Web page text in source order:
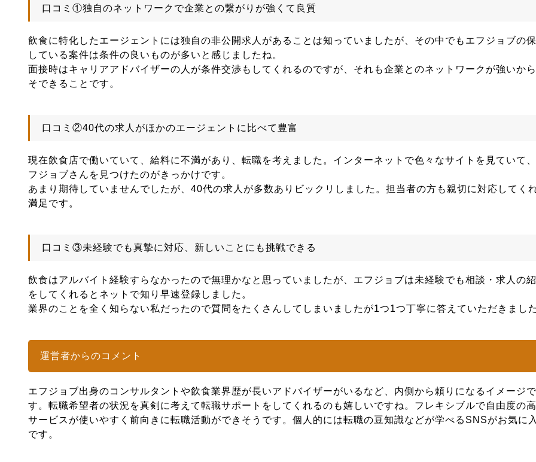
口コミ①独自のネットワークで企業との繋がりが強くて良質
飲食に特化したエージェントには独自の非公開求人があることは知っていましたが、その中でもエフジョブの
している案件は条件の良いものが多いと感じましたね。
面接時はキャリアアドバイザーの人が条件交渉もしてくれるのですが、それも企業とのネットワークが強いから
そできることです。
口コミ②40代の求人がほかのエージェントに比べて豊富
現在飲食店で働いていて、給料に不満があり、転職を考えました。インターネットで色々なサイトを見ていて
フジョブさんを見つけたのがきっかけです。
あまり期待していませんでしたが、40代の求人が多数ありビックリしました。担当者の方も親切に対応してく
満足です。
口コミ③未経験でも真摯に対応、新しいことにも挑戦できる
飲食はアルバイト経験すらなかったので無理かなと思っていましたが、エフジョブは未経験でも相談・求人の
をしてくれるとネットで知り早速登録しました。
業界のことを全く知らない私だったので質問をたくさんしてしまいましたが1つ1つ丁寧に答えていただきました
運営者からのコメント
エフジョブ出身のコンサルタントや飲食業界歴が長いアドバイザーがいるなど、内側から頼りになるイメージで
す。転職希望者の状況を真剣に考えて転職サポートをしてくれるのも嬉しいですね。フレキシブルで自由度の
サービスが使いやすく前向きに転職活動ができそうです。個人的には転職の豆知識などが学べるSNSがお気に
です。